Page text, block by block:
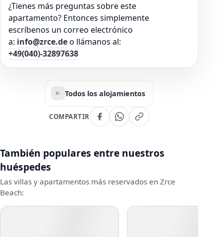
¿Tienes más preguntas sobre este
apartamento? Entonces simplemente
escríbenos un correo electrónico
a: info@zrce.deo llámanos al:
+49(040)-32897638
Todos los alojamientos
COMPARTIR
También populares entre nuestros
huéspedes
Las villas y apartamentos más reservados en Zrce
Beach: